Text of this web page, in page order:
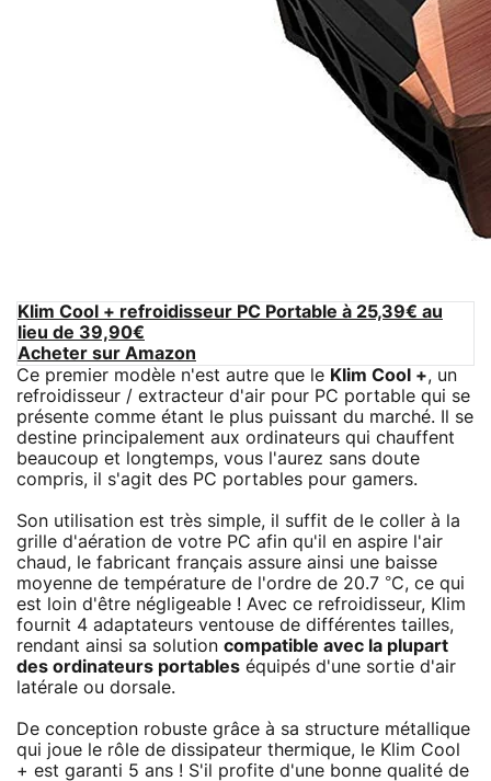
Klim Cool + refroidisseur PC Portable à 25,39€ au
lieu de 39,90€
Acheter sur Amazon
Ce premier modèle n'est autre que le Klim Cool +, un
refroidisseur / extracteur d'air pour PC portable qui se
présente comme étant le plus puissant du marché. Il se
destine principalement aux ordinateurs qui chauffent
beaucoup et longtemps, vous l'aurez sans doute
compris, il s'agit des PC portables pour gamers.
Son utilisation est très simple, il suffit de le coller à la
grille d'aération de votre PC afin qu'il en aspire l'air
chaud, le fabricant français assure ainsi une baisse
moyenne de température de l'ordre de 20.7 °C, ce qui
est loin d'être négligeable ! Avec ce refroidisseur, Klim
fournit 4 adaptateurs ventouse de différentes tailles,
rendant ainsi sa solution compatible avec la plupart
des ordinateurs portables équipés d'une sortie d'air
latérale ou dorsale.
De conception robuste grâce à sa structure métallique
qui joue le rôle de dissipateur thermique, le Klim Cool
+ est garanti 5 ans ! S'il profite d'une bonne qualité de